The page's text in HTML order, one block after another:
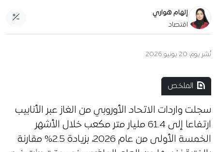
إلهام هواري
اقتصاد
نُشر يوم: 20 يونيو 2026
الملخص
سجلت واردات الاتحاد الأوروبي من الغاز عبر الأنابيب
ارتفاعا إلى 61.4 مليار متر مكعب خلال الأشهر
الخمسة الأولى من عام 2026، بزيادة 2.5% مقارنة